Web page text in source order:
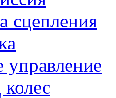
сцепления
управление